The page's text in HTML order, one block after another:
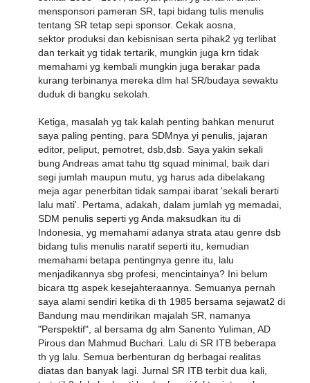
mensponsori pameran SR, tapi bidang tulis menulis
tentang SR tetap sepi sponsor. Cekak aosna,
sektor produksi dan kebisnisan serta pihak2 yg terlibat
dan terkait yg tidak tertarik, mungkin juga krn tidak
memahami yg kembali mungkin juga berakar pada
kurang terbinanya mereka dlm hal SR/budaya sewaktu
duduk di bangku sekolah.
Ketiga, masalah yg tak kalah penting bahkan menurut
saya paling penting, para SDMnya yi penulis, jajaran
editor, peliput, pemotret, dsb,dsb. Saya yakin sekali
bung Andreas amat tahu ttg squad minimal, baik dari
segi jumlah maupun mutu, yg harus ada dibelakang
meja agar penerbitan tidak sampai ibarat 'sekali berarti
lalu mati'. Pertama, adakah, dalam jumlah yg memadai,
SDM penulis seperti yg Anda maksudkan itu di
Indonesia, yg memahami adanya strata atau genre dsb
bidang tulis menulis naratif seperti itu, kemudian
memahami betapa pentingnya genre itu, lalu
menjadikannya sbg profesi, mencintainya? Ini belum
bicara ttg aspek kesejahteraannya. Semuanya pernah
saya alami sendiri ketika di th 1985 bersama sejawat2 di
Bandung mau mendirikan majalah SR, namanya
"Perspektif", al bersama dg alm Sanento Yuliman, AD
Pirous dan Mahmud Buchari. Lalu di SR ITB beberapa
th yg lalu. Semua berbenturan dg berbagai realitas
diatas dan banyak lagi. Jurnal SR ITB terbit dua kali,